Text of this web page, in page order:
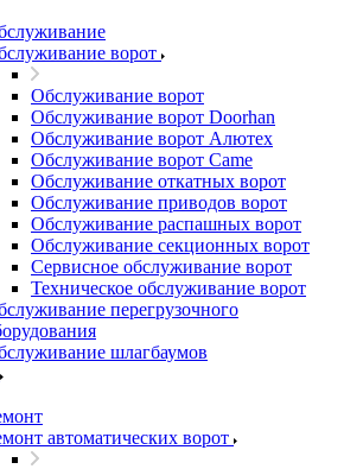
ворот
Обслуживание ворот
Обслуживание ворот Doorhan
Обслуживание ворот Алютех
Обслуживание ворот Сame
Обслуживание откатных ворот
Обслуживание приводов ворот
Обслуживание распашных ворот
Обслуживание секционных ворот
Сервисное обслуживание ворот
Техническое обслуживание ворот
перегрузочного
шлагбаумов
автоматических ворот